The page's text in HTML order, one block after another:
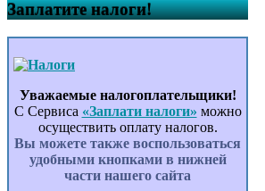
Заплатите налоги!
Уважаемые налогоплательщики!
С Сервиса «Заплати налоги» можно
осуществить оплату налогов.
Вы можете также воспользоваться
удобными кнопками в нижней
части нашего сайта